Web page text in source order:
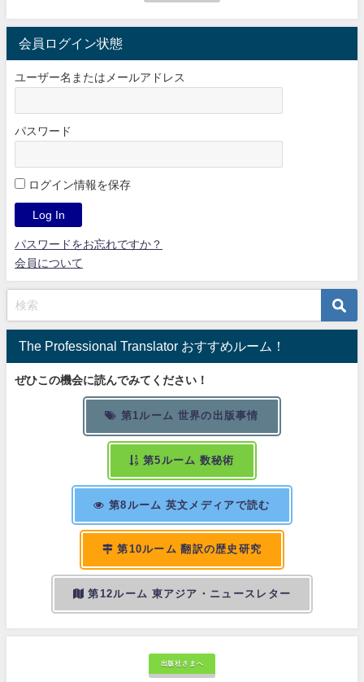
会員ログイン状態
ユーザー名またはメールアドレス
パスワード
ログイン情報を保存
パスワードをお忘れですか？
会員について
The Professional Translator おすすめルーム！
ぜひこの機会に読んでみてください！
第1ルーム 世界の出版事情
第5ルーム 数秘術
第8ルーム 英文メディアで読む
第10ルーム 翻訳の歴史研究
第12ルーム 東アジア・ニュースレター
出版社さまへ